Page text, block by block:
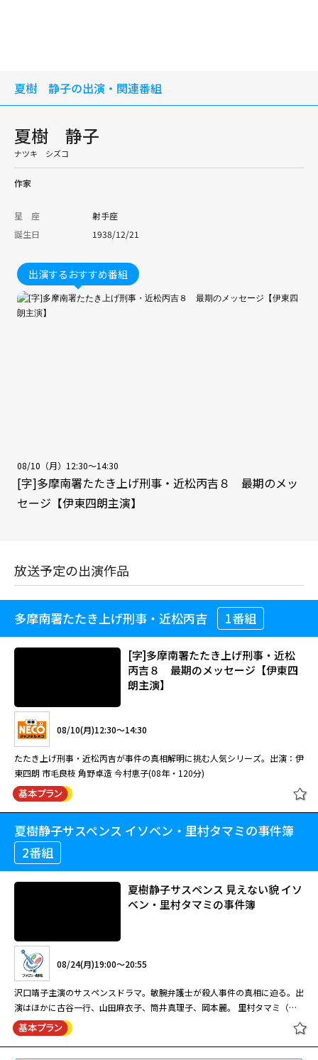
夏樹 静子の出演・関連番組
夏樹 静子
ナツキ シズコ
作家
星 座
射手座
誕生日
1938/12/21
出演するおすすめ番組
08/10（月）12:30～14:30
[字]多摩南署たたき上げ刑事・近松丙吉８ 最期のメッ
セージ【伊東四朗主演】
放送予定の出演作品
多摩南署たたき上げ刑事・近松丙吉 1番組
[字]多摩南署たたき上げ刑事・近松
丙吉８ 最期のメッセージ【伊東四
朗主演】
08/10(月)12:30～14:30
たたき上げ刑事・近松丙吉が事件の真相解明に挑む人気シリーズ。出演：伊
東四朗 市毛良枝 角野卓造 今村恵子(08年・120分)
[字]多摩南署たたき上げ刑事・近松
08/10(月)12:30～14:30
夏樹静子サスペンス イソベン・里村タマミの事件簿
2番組
夏樹静子サスペンス 見えない貌 イソ
ベン・里村タマミの事件簿
08/24(月)19:00～20:55
沢口靖子主演のサスペンスドラマ。敏腕弁護士が殺人事件の真相に迫る。出
演はほかに古谷一行、山田麻衣子、筒井真理子、岡本麗。 里村タマミ（沢
口靖子）は法律事務所に雇われている弁護士、通称「イソベン」。ある日、
ダム湖に専業主婦・溝口晴菜（石原あつ美）の死体が上がる。タマミは晴菜